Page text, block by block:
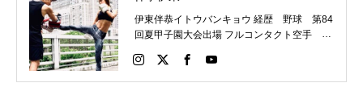
伊東伴恭イトウバンキョウ 経歴 野球 第84
回夏甲子園大会出場 フルコンタクト空手 日
パーライト級新人王 FOKウェルター級王者
WMCライト級日本王者 トレーニング依頼は